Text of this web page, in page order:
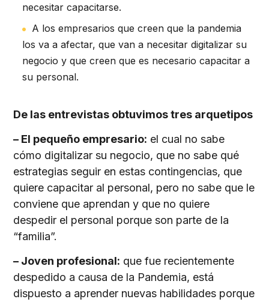
necesitar capacitarse.
A los empresarios que creen que la pandemia
los va a afectar, que van a necesitar digitalizar su
negocio y que creen que es necesario capacitar a
su personal.
De las entrevistas obtuvimos tres arquetipos
– El pequeño empresario: el cual no sabe
cómo digitalizar su negocio, que no sabe qué
estrategias seguir en estas contingencias, que
quiere capacitar al personal, pero no sabe que le
conviene que aprendan y que no quiere
despedir el personal porque son parte de la
“familia”.
– Joven profesional: que fue recientemente
despedido a causa de la Pandemia, está
dispuesto a aprender nuevas habilidades porque